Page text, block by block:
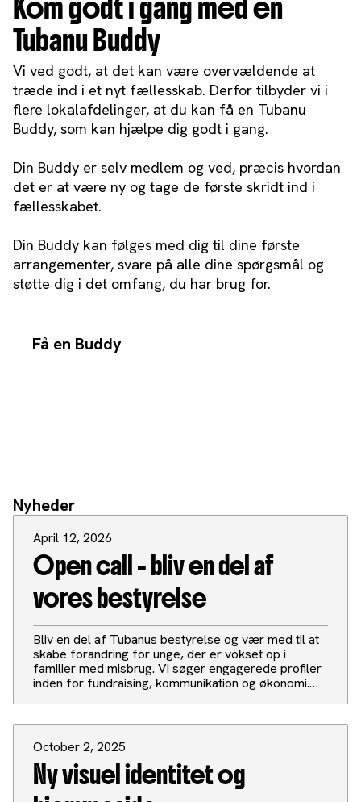
Kom godt i gang med en
Tubanu Buddy
Vi ved godt, at det kan være overvældende at
træde ind i et nyt fællesskab. Derfor tilbyder vi i
flere lokalafdelinger, at du kan få en Tubanu
Buddy, som kan hjælpe dig godt i gang.
Din Buddy er selv medlem og ved, præcis hvordan
det er at være ny og tage de første skridt ind i
fællesskabet.
Din Buddy kan følges med dig til dine første
arrangementer, svare på alle dine spørgsmål og
støtte dig i det omfang, du har brug for.
Få en Buddy
Nyheder
April 12, 2026
Open call - bliv en del af
vores bestyrelse
Bliv en del af Tubanus bestyrelse og vær med til at
skabe forandring for unge, der er vokset op i
familier med misbrug. Vi søger engagerede profiler
inden for fundraising, kommunikation og økonomi.
October 2, 2025
Ny visuel identitet og